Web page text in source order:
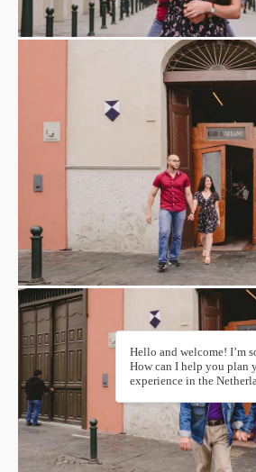
Hello and welcome! I’m
How can I help you plan
experience in the